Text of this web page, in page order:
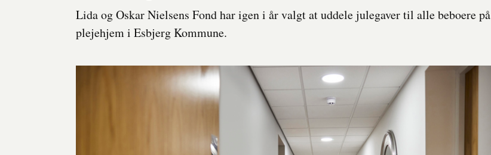
Lida og Oskar Nielsens Fond har igen i år valgt at uddele julegaver til alle beboere på
plejehjem i Esbjerg Kommune.